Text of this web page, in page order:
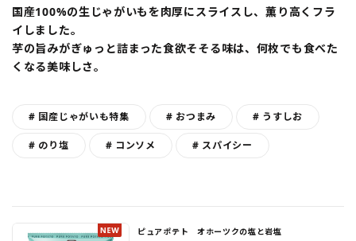
国産100%の生じゃがいもを肉厚にスライスし、薫り高くフラ
イしました。
芋の旨みがぎゅっと詰まった食欲そそる味は、何枚でも食べた
くなる美味しさ。
# 国産じゃがいも特集 # おつまみ # うすしお
# のり塩 # コンソメ # スパイシー
ピュアポテト オホーツクの塩と岩塩